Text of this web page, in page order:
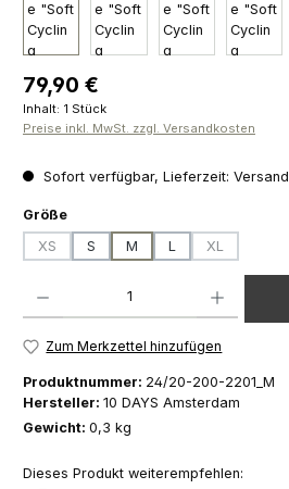
Regulärer Preis:
79,90 €
Inhalt: 1 Stück
Preise inkl. MwSt. zzgl. Versandkosten
Sofort verfügbar, Lieferzeit:
Größeauswählen
XS
(Diese Option ist zurzeit nicht verfügbar.)
S M L XL
(Diese
Zum Merkzettel hinzufügen
Produktnummer: 24/20-200-2201_M
Hersteller: 10 DAYS Amsterdam
Gewicht: 0,3 kg
Dieses Produkt weiterempfehlen: